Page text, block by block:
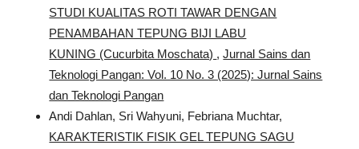
STUDI KUALITAS ROTI TAWAR DENGAN
PENAMBAHAN TEPUNG BIJI LABU
KUNING (Cucurbita Moschata) ,Jurnal Sains dan
Teknologi Pangan: Vol. 10 No. 3 (2025): Jurnal Sains
dan Teknologi Pangan
Andi Dahlan, Sri Wahyuni, Febriana Muchtar,
KARAKTERISTIK FISIK GEL TEPUNG SAGU